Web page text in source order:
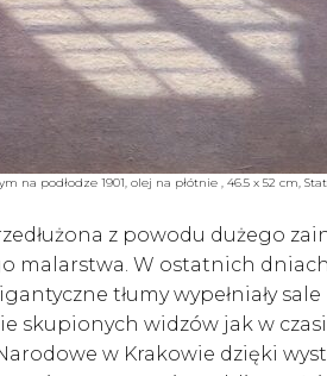
podłodze 1901, olej na płótnie , 46.5 x 52 cm,
z powodu dużego
malarstwa. W ostatnich
tłumy wypełniały
skupionych widzów jak w
w Krakowie dzięki